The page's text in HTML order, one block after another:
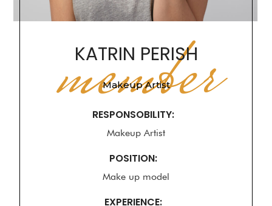
KATRIN PERISH
member
Makeup Artist
RESPONSOBILITY:
Makeup Artist
POSITION:
Make up model
EXPERIENCE: